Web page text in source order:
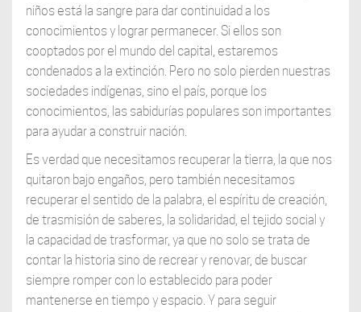
niños está la sangre para dar continuidad a los
conocimientos y lograr permanecer. Si ellos son
cooptados por el mundo del capital, estaremos
condenados a la extinción. Pero no solo pierden nuestras
sociedades indígenas, sino el país, porque los
conocimientos, las sabidurías populares son importantes
para ayudar a construir nación.
Es verdad que necesitamos recuperar la tierra, la que nos
quitaron bajo engaños, pero también necesitamos
recuperar el sentido de la palabra, el espíritu de creación,
de trasmisión de saberes, la solidaridad, el tejido social y
la capacidad de trasformar, ya que no solo se trata de
contar la historia sino de recrear y renovar, de buscar
siempre romper con lo establecido para poder
mantenerse en tiempo y espacio. Y para seguir